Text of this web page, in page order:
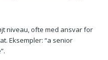
niveau, ofte med ansvar for
Eksempler: “a senior